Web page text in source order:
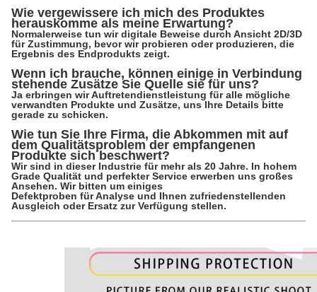
Wie vergewissere ich mich des Produktes
herauskomme als meine Erwartung?
Normalerweise tun wir digitale Beweise durch Ansicht 2D/3D
für Zustimmung, bevor wir probieren oder produzieren, die
Ergebnis des Endprodukts zeigt.
Wenn ich brauche, können einige in Verbindung
stehende Zusätze Sie Quelle sie für uns?
Ja erbringen wir Auftretendienstleistung für alle mögliche
verwandten Produkte und Zusätze, uns Ihre Details bitte
gerade zu schicken.
Wie tun Sie Ihre Firma, die Abkommen mit auf
dem Qualitätsproblem der empfangenen
Produkte sich beschwert?
Wir sind in dieser Industrie für mehr als 20 Jahre. In hohem
Grade Qualität und perfekter Service erwerben uns großes
Ansehen. Wir bitten um einiges
Defektproben für Analyse und Ihnen zufriedenstellenden
Ausgleich oder Ersatz zur Verfügung stellen.